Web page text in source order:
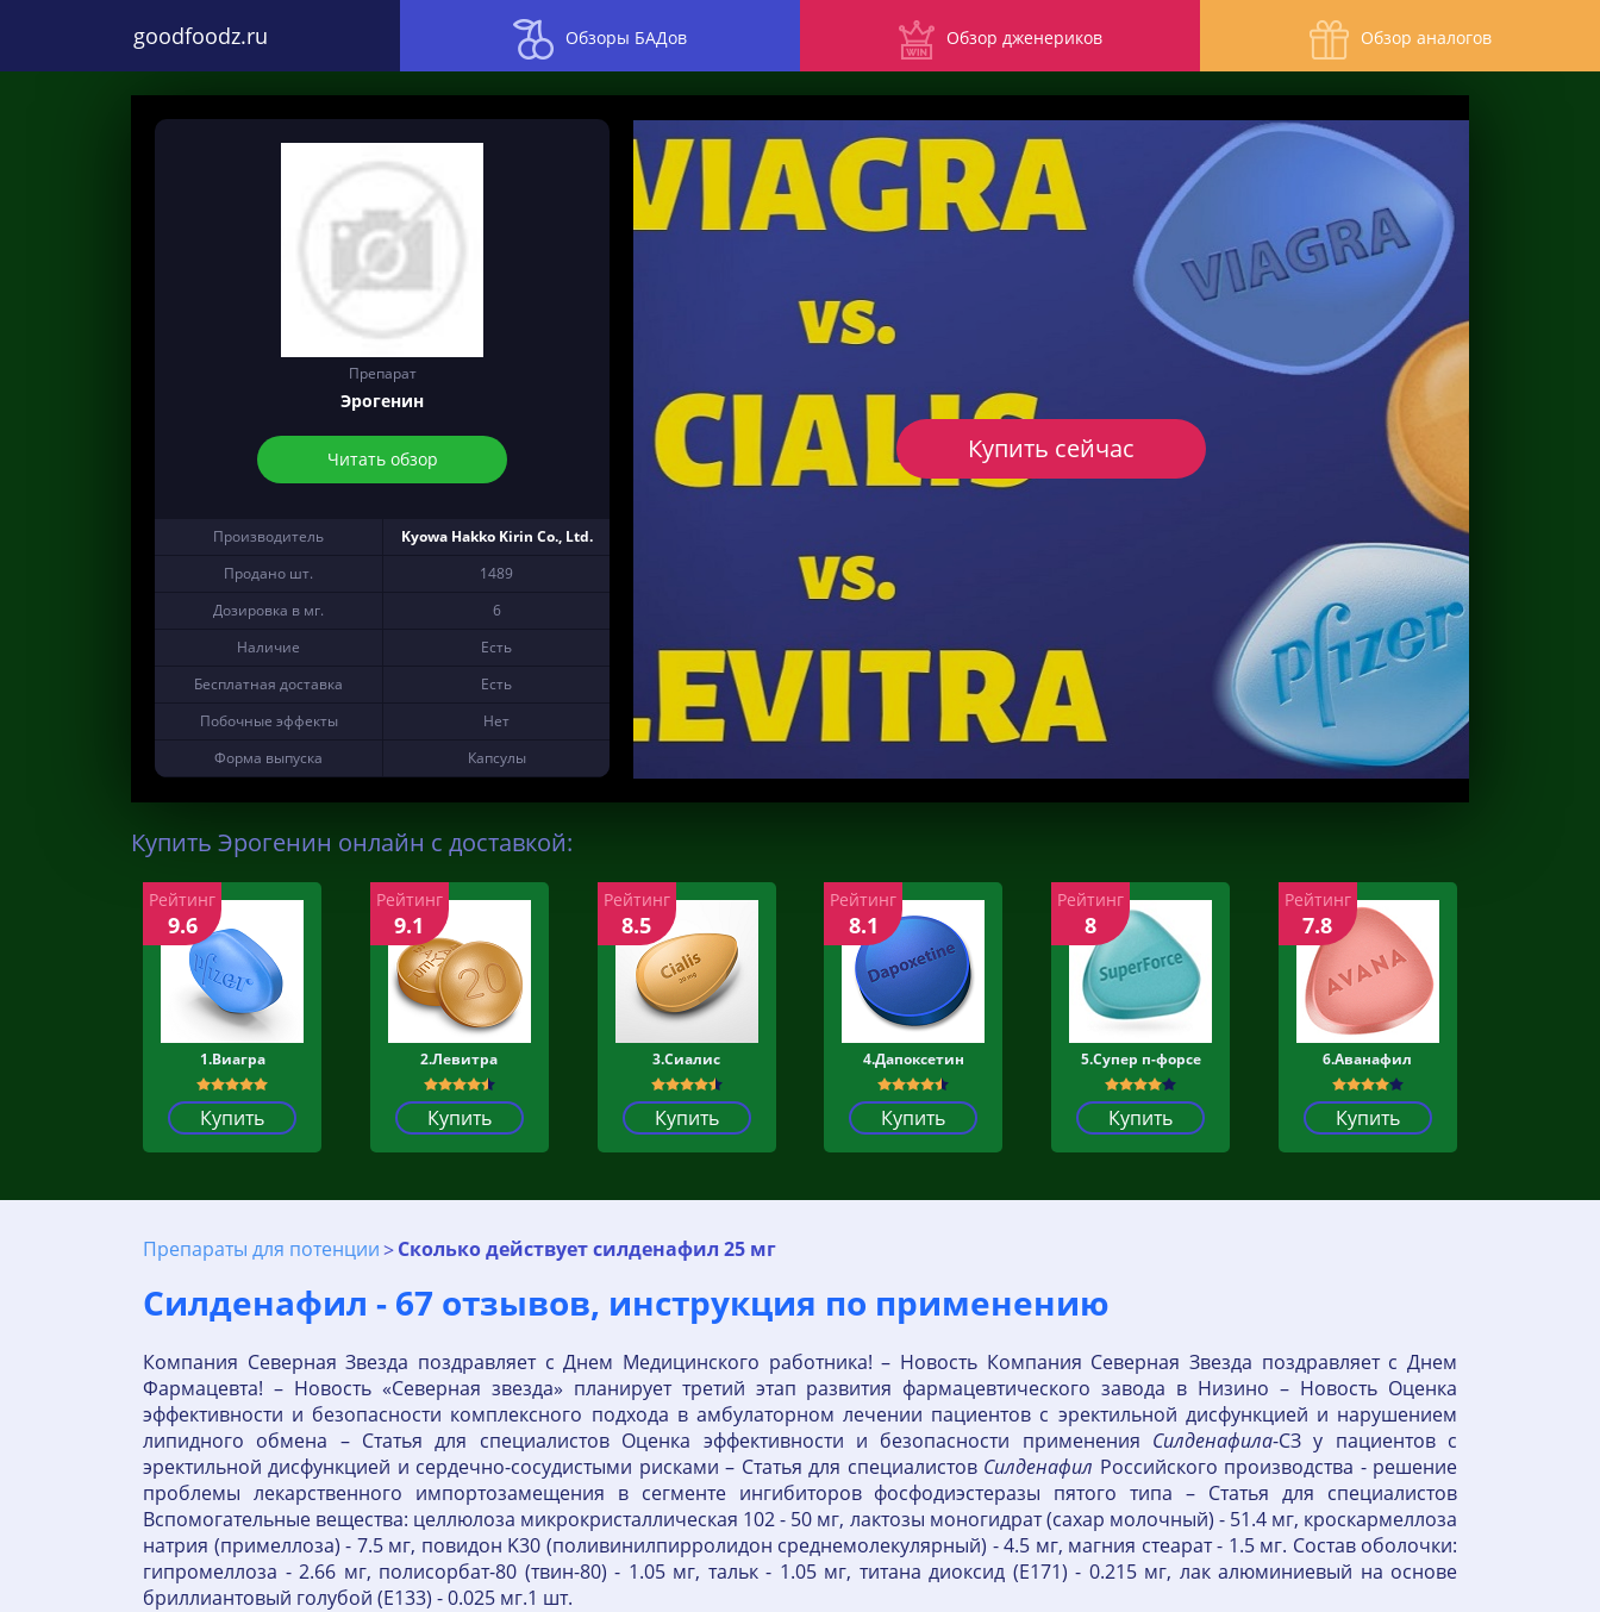
goodfoodz.ru Обзоры БАДов Обзор дженериков Обзор аналогов
Препарат
Эрогенин
Читать обзор
Производитель
Kyowa Hakko Kirin Co., Ltd.
Продано шт.
1489
Дозировка в мг.
6
Наличие
Есть
Бесплатная доставка
Есть
Побочные эффекты
Нет
Форма выпуска
Капсулы
Купить сейчас
Купить Эрогенин онлайн с доставкой:
1.Виагра
Купить
Рейтинг
9.6
2.Левитра
Купить
Рейтинг
9.1
3.Сиалис
Купить
Рейтинг
8.5
4.Дапоксетин
Купить
Рейтинг
8.1
5.Супер п-форсе
Купить
Рейтинг
8
6.Аванафил
Купить
Рейтинг
7.8
Препараты для потенции Сколько действует силденафил 25 мг
Силденафил - 67 отзывов, инструкция по применению
Компания Северная Звезда поздравляет с Днем Медицинского работника! – Новость Компания Северная Звезда поздравляет с Днем
Фармацевта! – Новость «Северная звезда» планирует третий этап развития фармацевтического завода в Низино – Новость Оценка
эффективности и безопасности комплексного подхода в амбулаторном лечении пациентов c эректильной дисфункцией и нарушением
липидного обмена – Статья для специалистов Оценка эффективности и безопасности применения Силденафила-СЗ у пациентов с
эректильной дисфункцией и сердечно-сосудистыми рисками – Статья для специалистов Силденафил Российского производства - решение
проблемы лекарственного импортозамещения в сегменте ингибиторов фосфодиэстеразы пятого типа – Статья для специалистов
Вспомогательные вещества: целлюлоза микрокристаллическая 102 - 50 мг, лактозы моногидрат (сахар молочный) - 51.4 мг, кроскармеллоза
натрия (примеллоза) - 7.5 мг, повидон K30 (поливинилпирролидон среднемолекулярный) - 4.5 мг, магния стеарат - 1.5 мг. Состав оболочки:
гипромеллоза - 2.66 мг, полисорбат-80 (твин-80) - 1.05 мг, тальк - 1.05 мг, титана диоксид (E171) - 0.215 мг, лак алюминиевый на основе
бриллиантовый голубой (E133) - 0.025 мг.1 шт.